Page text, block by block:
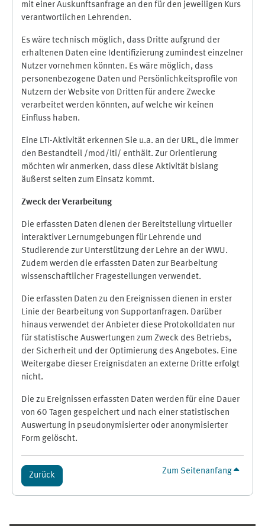
mit einer Auskunftsanfrage an den für den jeweiligen Kurs
verantwortlichen Lehrenden.
Es wäre technisch möglich, dass Dritte aufgrund der
erhaltenen Daten eine Identifizierung zumindest einzelner
Nutzer vornehmen könnten. Es wäre möglich, dass
personenbezogene Daten und Persönlichkeitsprofile von
Nutzern der Website von Dritten für andere Zwecke
verarbeitet werden könnten, auf welche wir keinen
Einfluss haben.
Eine LTI-Aktivität erkennen Sie u.a. an der URL, die immer
den Bestandteil /mod/lti/ enthält. Zur Orientierung
möchten wir anmerken, dass diese Aktivität bislang
äußerst selten zum Einsatz kommt.
Zweck der Verarbeitung
Die erfassten Daten dienen der Bereitstellung virtueller
interaktiver Lernumgebungen für Lehrende und
Studierende zur Unterstützung der Lehre an der WWU.
Zudem werden die erfassten Daten zur Bearbeitung
wissenschaftlicher Fragestellungen verwendet.
Die erfassten Daten zu den Ereignissen dienen in erster
Linie der Bearbeitung von Supportanfragen. Darüber
hinaus verwendet der Anbieter diese Protokolldaten nur
für statistische Auswertungen zum Zweck des Betriebs,
der Sicherheit und der Optimierung des Angebotes. Eine
Weitergabe dieser Ereignisdaten an externe Dritte erfolgt
nicht.
Die zu Ereignissen erfassten Daten werden für eine Dauer
von 60 Tagen gespeichert und nach einer statistischen
Auswertung in pseudonymisierter oder anonymisierter
Form gelöscht.
Zurück Zum Seitenanfang